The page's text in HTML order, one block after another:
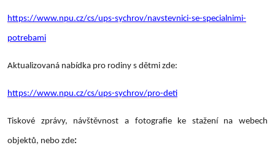
https://www.npu.cz/cs/ups-sychrov/navstevnici-se-specialnimi-
potrebami
Aktualizovaná nabídka pro rodiny s dětmi zde:
https://www.npu.cz/cs/ups-sychrov/pro-deti
Tiskové zprávy, návštěvnost a fotografie ke stažení na webech
objektů, nebo zde: